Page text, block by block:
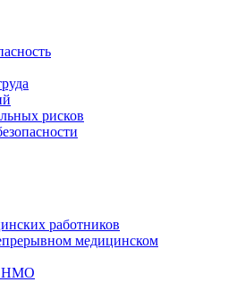
рисков
работников
медицинском
НМО